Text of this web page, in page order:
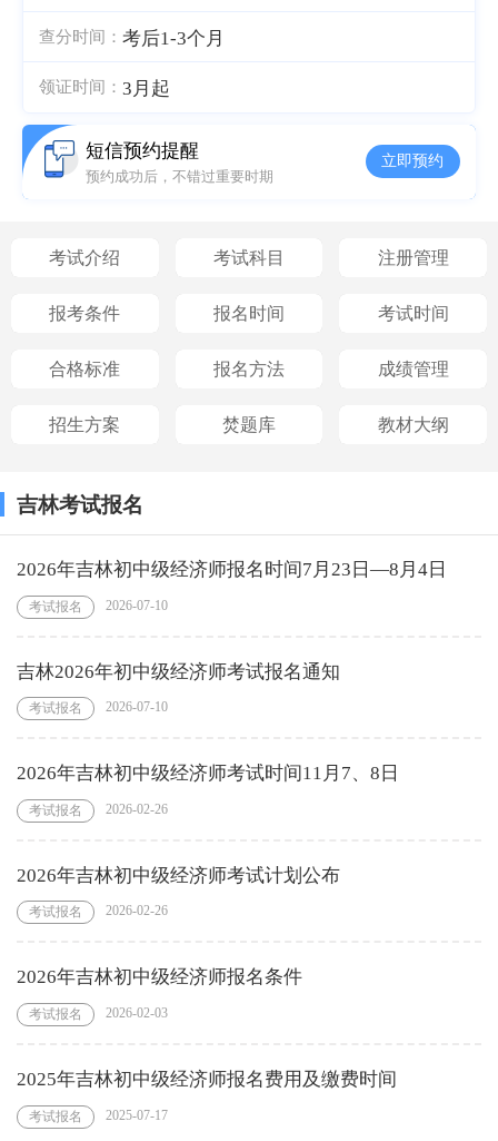
查分时间： 考后1-3个月
领证时间： 3月起
短信预约提醒
预约成功后，不错过重要时期
立即预约
考试介绍 考试科目 注册管理
报考条件 报名时间 考试时间
合格标准 报名方法 成绩管理
招生方案 焚题库 教材大纲
吉林考试报名
2026年吉林初中级经济师报名时间7月23日—8月4日
考试报名 2026-07-10
吉林2026年初中级经济师考试报名通知
考试报名 2026-07-10
2026年吉林初中级经济师考试时间11月7、8日
考试报名 2026-02-26
2026年吉林初中级经济师考试计划公布
考试报名 2026-02-26
2026年吉林初中级经济师报名条件
考试报名 2026-02-03
2025年吉林初中级经济师报名费用及缴费时间
考试报名 2025-07-17